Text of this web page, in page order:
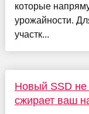
которые
урожайности.
участк...
Новый SSD не
сжирает ваш